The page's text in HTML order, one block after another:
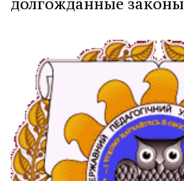
долгожданные законы